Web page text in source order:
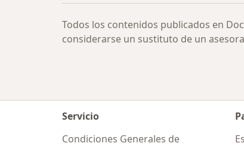
Todos los contenidos publicados en
considerarse un sustituto de un
Servicio
Condiciones Generales de